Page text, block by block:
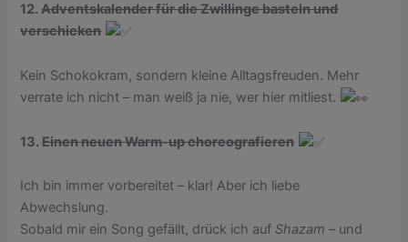
12.Adventskalender für die Zwillinge basteln und
verschicken
Kein Schokokram, sondern kleine Alltagsfreuden. Mehr
verrate ich nicht – man weiß ja nie, wer hier mitliest.
13.Einen neuen Warm-up choreografieren
Ich bin immer vorbereitet – klar! Aber ich liebe
Abwechslung.
Sobald mir ein Song gefällt, drück ich auf Shazam – und